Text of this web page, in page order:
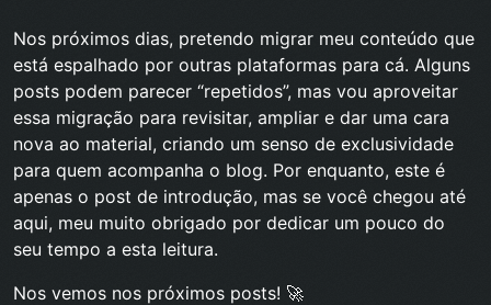
Nos próximos dias, pretendo migrar meu conteúdo que
está espalhado por outras plataformas para cá. Alguns
posts podem parecer “repetidos”, mas vou aproveitar
essa migração para revisitar, ampliar e dar uma cara
nova ao material, criando um senso de exclusividade
para quem acompanha o blog. Por enquanto, este é
apenas o post de introdução, mas se você chegou até
aqui, meu muito obrigado por dedicar um pouco do
seu tempo a esta leitura.
Nos vemos nos próximos posts! 🚀